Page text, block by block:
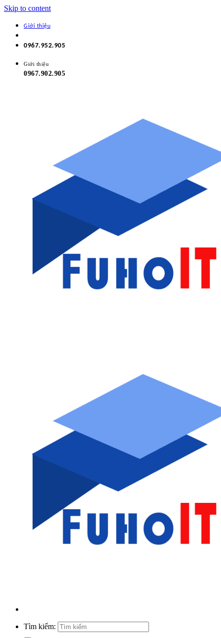
Skip to content
Giới thiệu
0967.952.905
Giới thiệu
0967.902.905
Tìm kiếm: